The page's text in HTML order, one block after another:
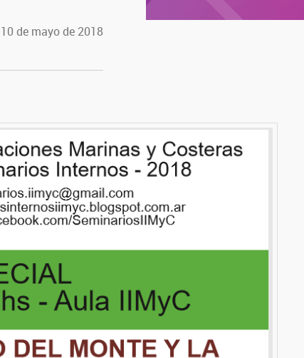
de mayo de 2018